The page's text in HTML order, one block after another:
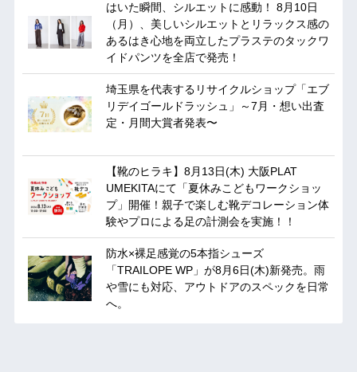
はいた瞬間、シルエットに感動！ 8月10日
（月）、美しいシルエットとリラックス感の
あるはき心地を両立したプラステのタックワ
イドパンツを全店で発売！
埼玉県を代表するリサイクルショップ「エブ
リデイゴールドラッシュ」～7月・想い出査
定・月間大賞者発表〜
【靴のヒラキ】8月13日(木) 大阪PLAT
UMEKITAにて「夏休みこどもワークショッ
プ」開催！親子で楽しむ靴デコレーション体
験やプロによる足の計測会を実施！！
防水×裸足感覚の5本指シューズ
「TRAILOPE WP」が8月6日(木)新発売。雨
や雪にも対応、アウトドアのスペックを日常
へ。